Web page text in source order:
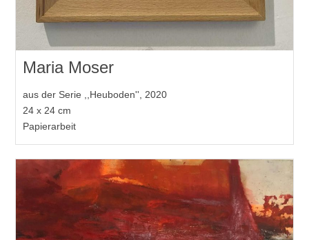
Maria Moser
aus der Serie ,,Heuboden'', 2020
24 x 24 cm
Papierarbeit